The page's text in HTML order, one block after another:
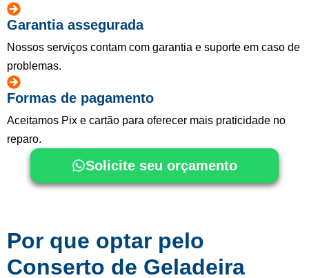
Garantia assegurada
Nossos serviços contam com garantia e suporte em caso de
problemas.
Formas de pagamento
Aceitamos Pix e cartão para oferecer mais praticidade no
reparo.
Solicite seu orçamento
Por que optar pelo
Conserto de Geladeira